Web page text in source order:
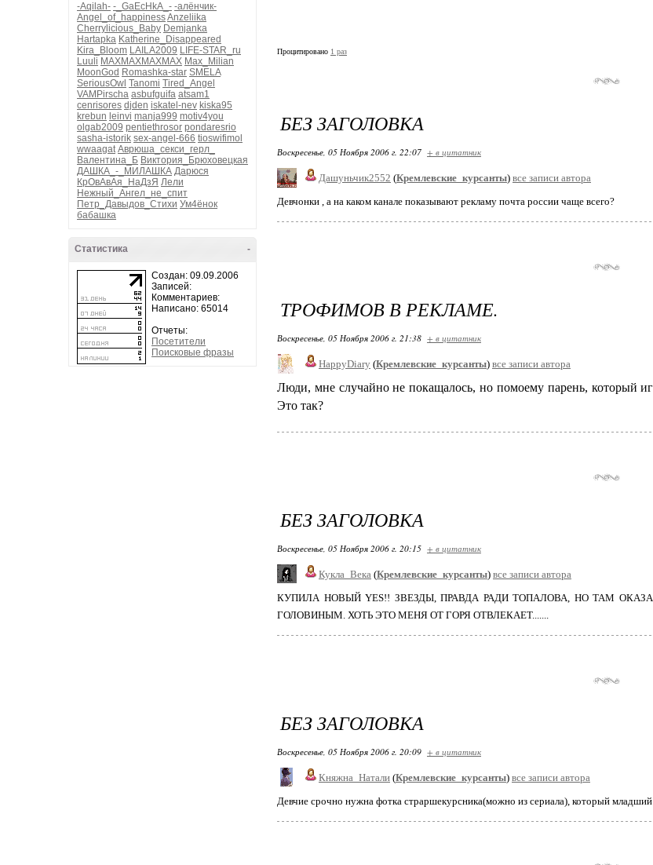
-Aqilah- -_GaEcHkA_- -алёнчик-
Angel_of_happinessAnzeliika
Cherrylicious_Baby Demjanka
Hartapka Katherine_Disappeared
Kira_Bloom LAILA2009 LIFE-STAR_ru
Luuli MAXMAXMAXMAX Max_Milian
MoonGod Romashka-star SMELA
SeriousOwl Tanomi Tired_Angel
VAMPirscha asbufguifa atsam1
cenrisores djden iskatel-nev kiska95
krebun leinvi manja999 motiv4you
olgab2009 pentiethrosor pondaresrio
sasha-istorik sex-angel-666 tioswifimol
wwaagat Аврюша_секси_герл_
Валентина_Б Виктория_Брюховецкая
ДАШКА_-_МИЛАШКА Дарюся
КрОвАвАя_НаДзЯ Лели
Нежный_Ангел_не_спит
Петр_Давыдов_Стихи Ум4ёнок
бабашка
-
Статистика
Создан: 09.09.2006
Записей:
Комментариев:
Написано: 65014
Отчеты:
Посетители
Поисковые фразы
Процитировано 1 раз
БЕЗ ЗАГОЛОВКА
Воскресенье, 05 Ноября 2006 г. 22:07 + в цитатник
Дашуньчик2552 (Кремлевские_курсанты) все записи автора
Девчонки , а на каком канале показывают рекламу почта россии чаще всего?
ТРОФИМОВ В РЕКЛАМЕ.
Воскресенье, 05 Ноября 2006 г. 21:38 + в цитатник
HappyDiary (Кремлевские_курсанты) все записи автора
Люди, мне случайно не покащалось, но помоему парень, который
Это так?
БЕЗ ЗАГОЛОВКА
Воскресенье, 05 Ноября 2006 г. 20:15 + в цитатник
Кукла_Века (Кремлевские_курсанты) все записи автора
КУПИЛА НОВЫЙ YES!! ЗВЕЗДЫ, ПРАВДА РАДИ ТОПАЛОВА, НО ТАМ
ГОЛОВИНЫМ. ХОТЬ ЭТО МЕНЯ ОТ ГОРЯ ОТВЛЕКАЕТ.......
БЕЗ ЗАГОЛОВКА
Воскресенье, 05 Ноября 2006 г. 20:09 + в цитатник
Княжна_Натали (Кремлевские_курсанты) все записи автора
Девчие срочно нужна фотка страршекурсника(можно из сериала), который